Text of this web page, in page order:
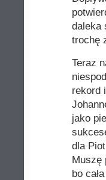
daleka
trochę
Teraz
rekord
jako
dla
Muszę
bo